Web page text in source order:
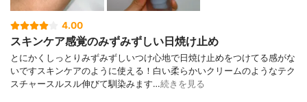
4.00
スキンケア感覚のみずみずしい日焼け止め
とにかくしっとりみずみずしいつけ心地で日焼け止めをつけてる感がな
いですスキンケアのように使える！白い柔らかいクリームのようなテク
スチャースルスル伸びて馴染みます…続きを見る